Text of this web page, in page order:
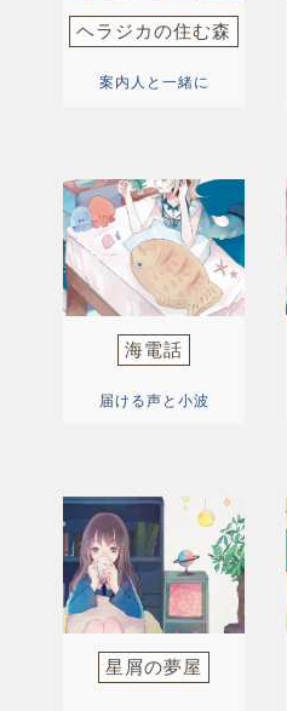
ヘラジカの住む森
案内人と一緒に
海電話
届ける声と小波
星屑の夢屋